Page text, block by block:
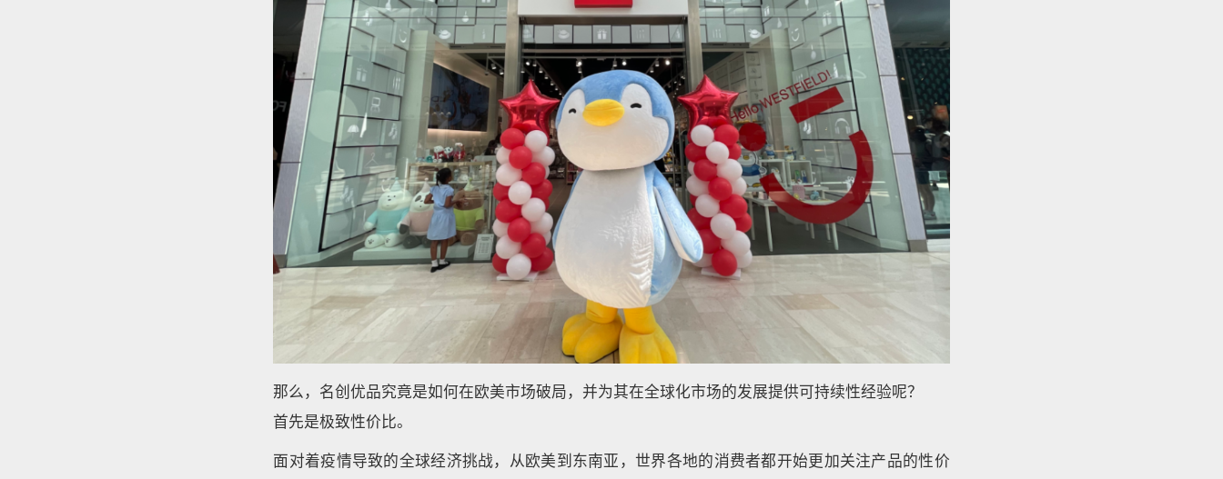
那么，名创优品究竟是如何在欧美市场破局，并为其在全球化市场的发展提供可持续性经验呢？
首先是极致性价比。
面对着疫情导致的全球经济挑战，从欧美到东南亚，世界各地的消费者都开始更加关注产品的性价